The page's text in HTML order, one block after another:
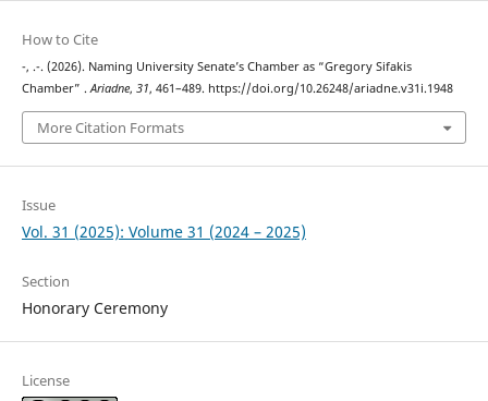
How to Cite
-, .-. (2026). Naming University Senate’s Chamber as “Gregory Sifakis
Chamber” .Ariadne, 31, 461–489. https://doi.org/10.26248/ariadne.v31i.1948
More Citation Formats
Issue
Vol. 31 (2025): Volume 31 (2024 – 2025)
Section
Honorary Ceremony
License